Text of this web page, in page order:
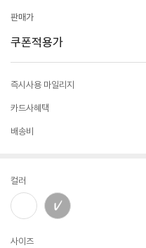
판매가
쿠폰적용가
즉시사용 마일리지
카드사혜택
배송비
컬러
사이즈